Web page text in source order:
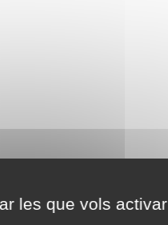
les que vols activar